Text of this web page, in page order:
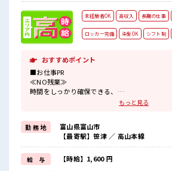
未経験者OK 高収入 長期の仕事
ロッカー完備 染髪OK シフト制
おすすめポイント
■お仕事PR
≪NO残業≫
時間をしっかり確保できる、
≪髪色自由で自分らしく働く≫
明るすぎたり奇抜でなければ基本的に自由！
(規定有)≪ラクラク制服アリ≫
制服があるので、
毎日の服装の悩み解消♪
≪未経験の方も大カンゲイ≫
もっと見る
勤 務 地
富山県富山市
【最寄駅】笹津 ／ 高山本線
給 与 【時給】1,600 円